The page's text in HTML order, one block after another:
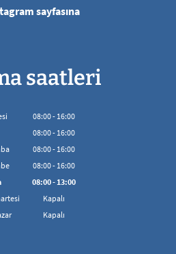
sayfasına
saatleri
08:00- 16:00
08:00'den 16:00'ya kadar
08:00- 16:00
08:00'den 16:00'ya kadar
08:00- 16:00
08:00'den 16:00'ya kadar
08:00- 16:00
08:00'den 16:00'ya kadar
08:00- 13:00
08:00 - 13:00 arası
Kapalı
Kapalı